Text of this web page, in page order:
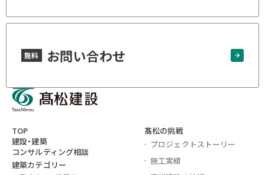
無料 お問い合わせ
TOP
建設・建築
コンサルティング相談
建築カテゴリー
髙松の挑戦
プロジェクトストーリー
施工実績